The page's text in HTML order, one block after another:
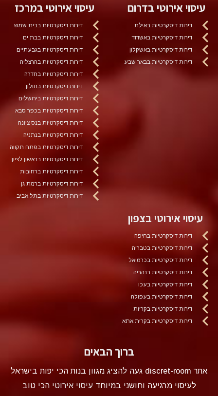
עיסוי אירוטי בדרום
דירות דיסקרטיות באילת
דירות דיסקרטיות באשדוד
דירות דיסקרטיות באשקלון
דירות דיסקרטיות בבאר שבע
עיסוי אירוטי במרכז
דירות דיסקרטיות בבית שמש
דירות דיסקרטיות בבת ים
דירות דיסקרטיות בגבעתיים
דירות דיסקרטיות בהרצליה
דירות דיסקרטיות בחדרה
דירות דיסקרטיות בחולון
דירות דיסקרטיות בירושלים
דירות דיסקרטיות בכפר סבא
דירות דיסקרטיות בנס ציונה
דירות דיסקרטיות בנתניה
דירות דיסקרטיות בפתח תקווה
דירות דיסקרטיות בראשון לציון
דירות דיסקרטיות ברחובות
דירות דיסקרטיות ברמת גן
דירות דיסקרטיות בתל אביב
עיסוי אירוטי בצפון
דירות דיסקרטיות בחיפה
דירות דיסקרטיות בטבריה
דירות דיסקרטיות בכרמיאל
דירות דיסקרטיות בנהריה
דירות דיסקרטיות בעכו
דירות דיסקרטיות בעפולה
דירות דיסקרטיות בקריות
דירות דיסקרטיות בקרית אתא
ברוך הבאים
אתר discret-room געה להציג מגוון בנות הכי יפות בישראל
לעיסוי מרגיעה וחושני במיוחדעיסוי אירוטי הכי טוב